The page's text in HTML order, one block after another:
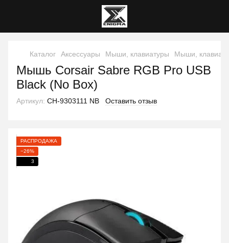
Каталог Аксессуары Мыши, клавиатуры Мыши,
Мышь Corsair Sabre RGB Pro USB
Black (No Box)
Артикул: CH-9303111 NB Оставить отзыв
РАСПРОДАЖА
−26%
3